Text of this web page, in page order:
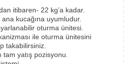
itibaren- 22 kg’a kadar.
kucağına uyumludur.
oturma ünitesi.
ile oturma ünitesini
takabilirsiniz.
yatış pozisyonu.